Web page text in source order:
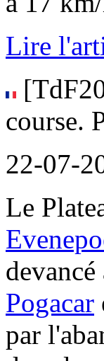
Lire
course.
22-07-
Le
Pogacar
par